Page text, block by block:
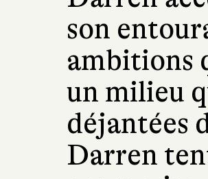
son
ambitions
un milieu
déjantées
Darren